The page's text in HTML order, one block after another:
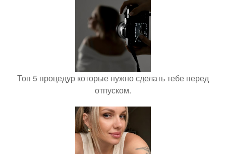
Топ 5 процедур которые нужно сделать тебе перед
отпуском.